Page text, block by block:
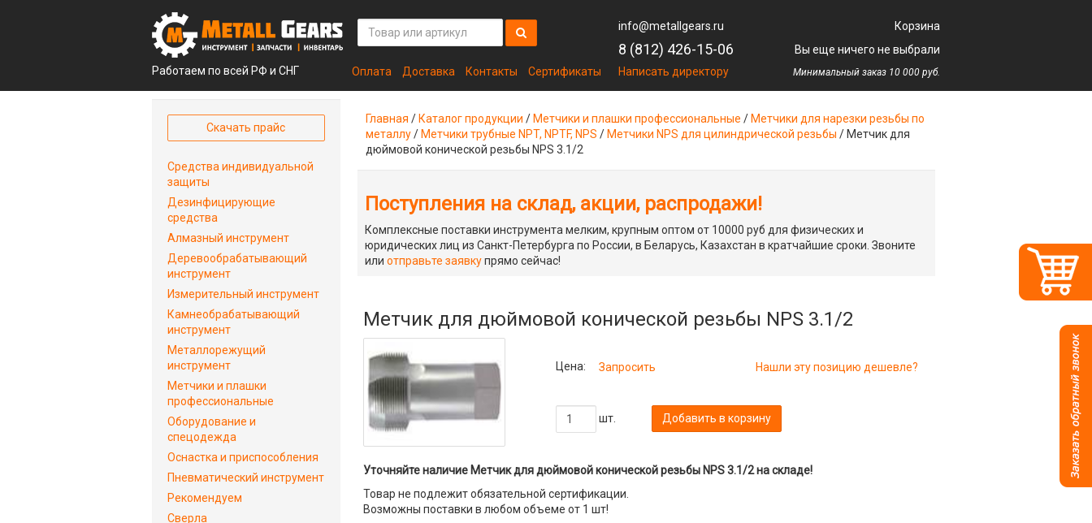
Работаем по всей РФ и СНГ Оплата Доставка Контакты Сертификаты
info@metallgears.ru
8 (812) 426-15-06
Написать директору
Корзина
Вы еще ничего не выбрали
Минимальный заказ 10 000 руб.
Главная / Каталог продукции / Метчики и плашки профессиональные / Метчики для нарезки резьбы по
металлу/ Метчики трубные NPT, NPTF, NPS / Метчики NPS для цилиндрической резьбы / Метчик для
дюймовой конической резьбы NPS 3.1/2
Поступления на склад, акции, распродажи!
Комплексные поставки инструмента мелким, крупным оптом от 10000 руб для физических и
юридических лиц из Санкт-Петербурга по России, в Беларусь, Казахстан в кратчайшие сроки. Звоните
или отправьте заявкупрямо сейчас!
Метчик для дюймовой конической резьбы NPS 3.1/2
Цена: Запросить Нашли эту позицию дешевле?
шт. Добавить в корзину
Уточняйте наличие Метчик для дюймовой конической резьбы NPS 3.1/2 на складе!
Товар не подлежит обязательной сертификации.
Возможны поставки в любом объеме от 1 шт!
Скачать прайс
Средства индивидуальной
защиты
Дезинфицирующие
средства
Алмазный инструмент
Деревообрабатывающий
инструмент
Измерительный инструмент
Камнеобрабатывающий
инструмент
Металлорежущий
инструмент
Метчики и плашки
профессиональные
Оборудование и
спецодежда
Оснастка и приспособления
Пневматический инструмент
Рекомендуем
Сверла